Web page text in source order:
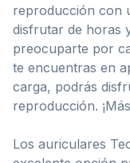
reproducción con
disfrutar de horas
preocuparte por
te encuentras en
carga, podrás
reproducción.
Los auriculares